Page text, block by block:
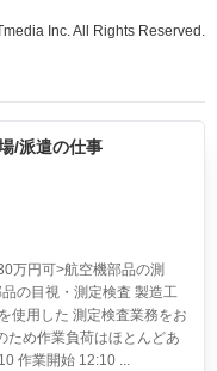
Inc. All Rights Reserved.
/派遣の仕事
万円可>航空機部品の測
の目視・測定検査 製造工
使用した 測定検査業務をお
ため作業負荷はほとんどあ
作業開始 12:10 ...